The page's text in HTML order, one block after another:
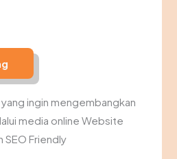
ingin mengembangkan
media online Website
SEO Friendly